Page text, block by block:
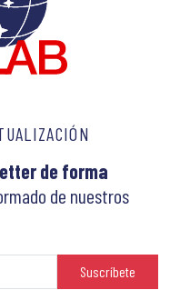
de forma
de nuestros
Suscríbete